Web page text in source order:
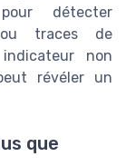
détecter
ou traces de
non
révéler un
que